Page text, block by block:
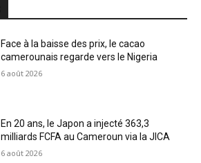
Face à la baisse des prix, le cacao
camerounais regarde vers le Nigeria
6 août 2026
En 20 ans, le Japon a injecté 363,3
milliards FCFA au Cameroun via la JICA
6 août 2026